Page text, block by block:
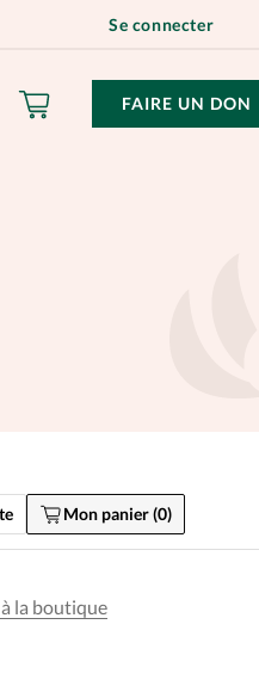
Se connecter
FAIRE UN DON
Mon panier (0)
la boutique